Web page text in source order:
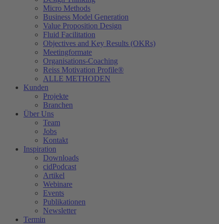
Micro Methods
Business Model Generation
Value Proposition Design
Fluid Facilitation
Objectives and Key Results (OKRs)
Meetingformate
Organisations-Coaching
Reiss Motivation Profile®
ALLE METHODEN
Kunden
Projekte
Branchen
Über Uns
Team
Jobs
Kontakt
Inspiration
Downloads
cidPodcast
Artikel
Webinare
Events
Publikationen
Newsletter
Termin